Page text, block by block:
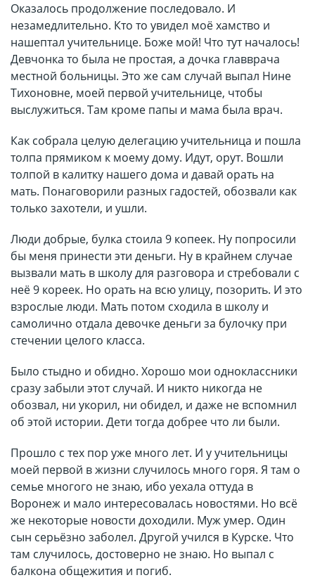
Оказалось продолжение последовало. И
незамедлительно. Кто то увидел моё хамство и
нашептал учительнице. Боже мой! Что тут началось!
Девчонка то была не простая, а дочка главврача
местной больницы. Это же сам случай выпал Нине
Тихоновне, моей первой учительнице, чтобы
выслужиться. Там кроме папы и мама была врач.
Как собрала целую делегацию учительница и пошла
толпа прямиком к моему дому. Идут, орут. Вошли
толпой в калитку нашего дома и давай орать на
мать. Понаговорили разных гадостей, обозвали как
только захотели, и ушли.
Люди добрые, булка стоила 9 копеек. Ну попросили
бы меня принести эти деньги. Ну в крайнем случае
вызвали мать в школу для разговора и стребовали с
неё 9 кореек. Но орать на всю улицу, позорить. И это
взрослые люди. Мать потом сходила в школу и
самолично отдала девочке деньги за булочку при
стечении целого класса.
Было стыдно и обидно. Хорошо мои одноклассники
сразу забыли этот случай. И никто никогда не
обозвал, ни укорил, ни обидел, и даже не вспомнил
об этой истории. Дети тогда добрее что ли были.
Прошло с тех пор уже много лет. И у учительницы
моей первой в жизни случилось много горя. Я там о
семье многого не знаю, ибо уехала оттуда в
Воронеж и мало интересовалась новостями. Но всё
же некоторые новости доходили. Муж умер. Один
сын серьёзно заболел. Другой учился в Курске. Что
там случилось, достоверно не знаю. Но выпал с
балкона общежития и погиб.